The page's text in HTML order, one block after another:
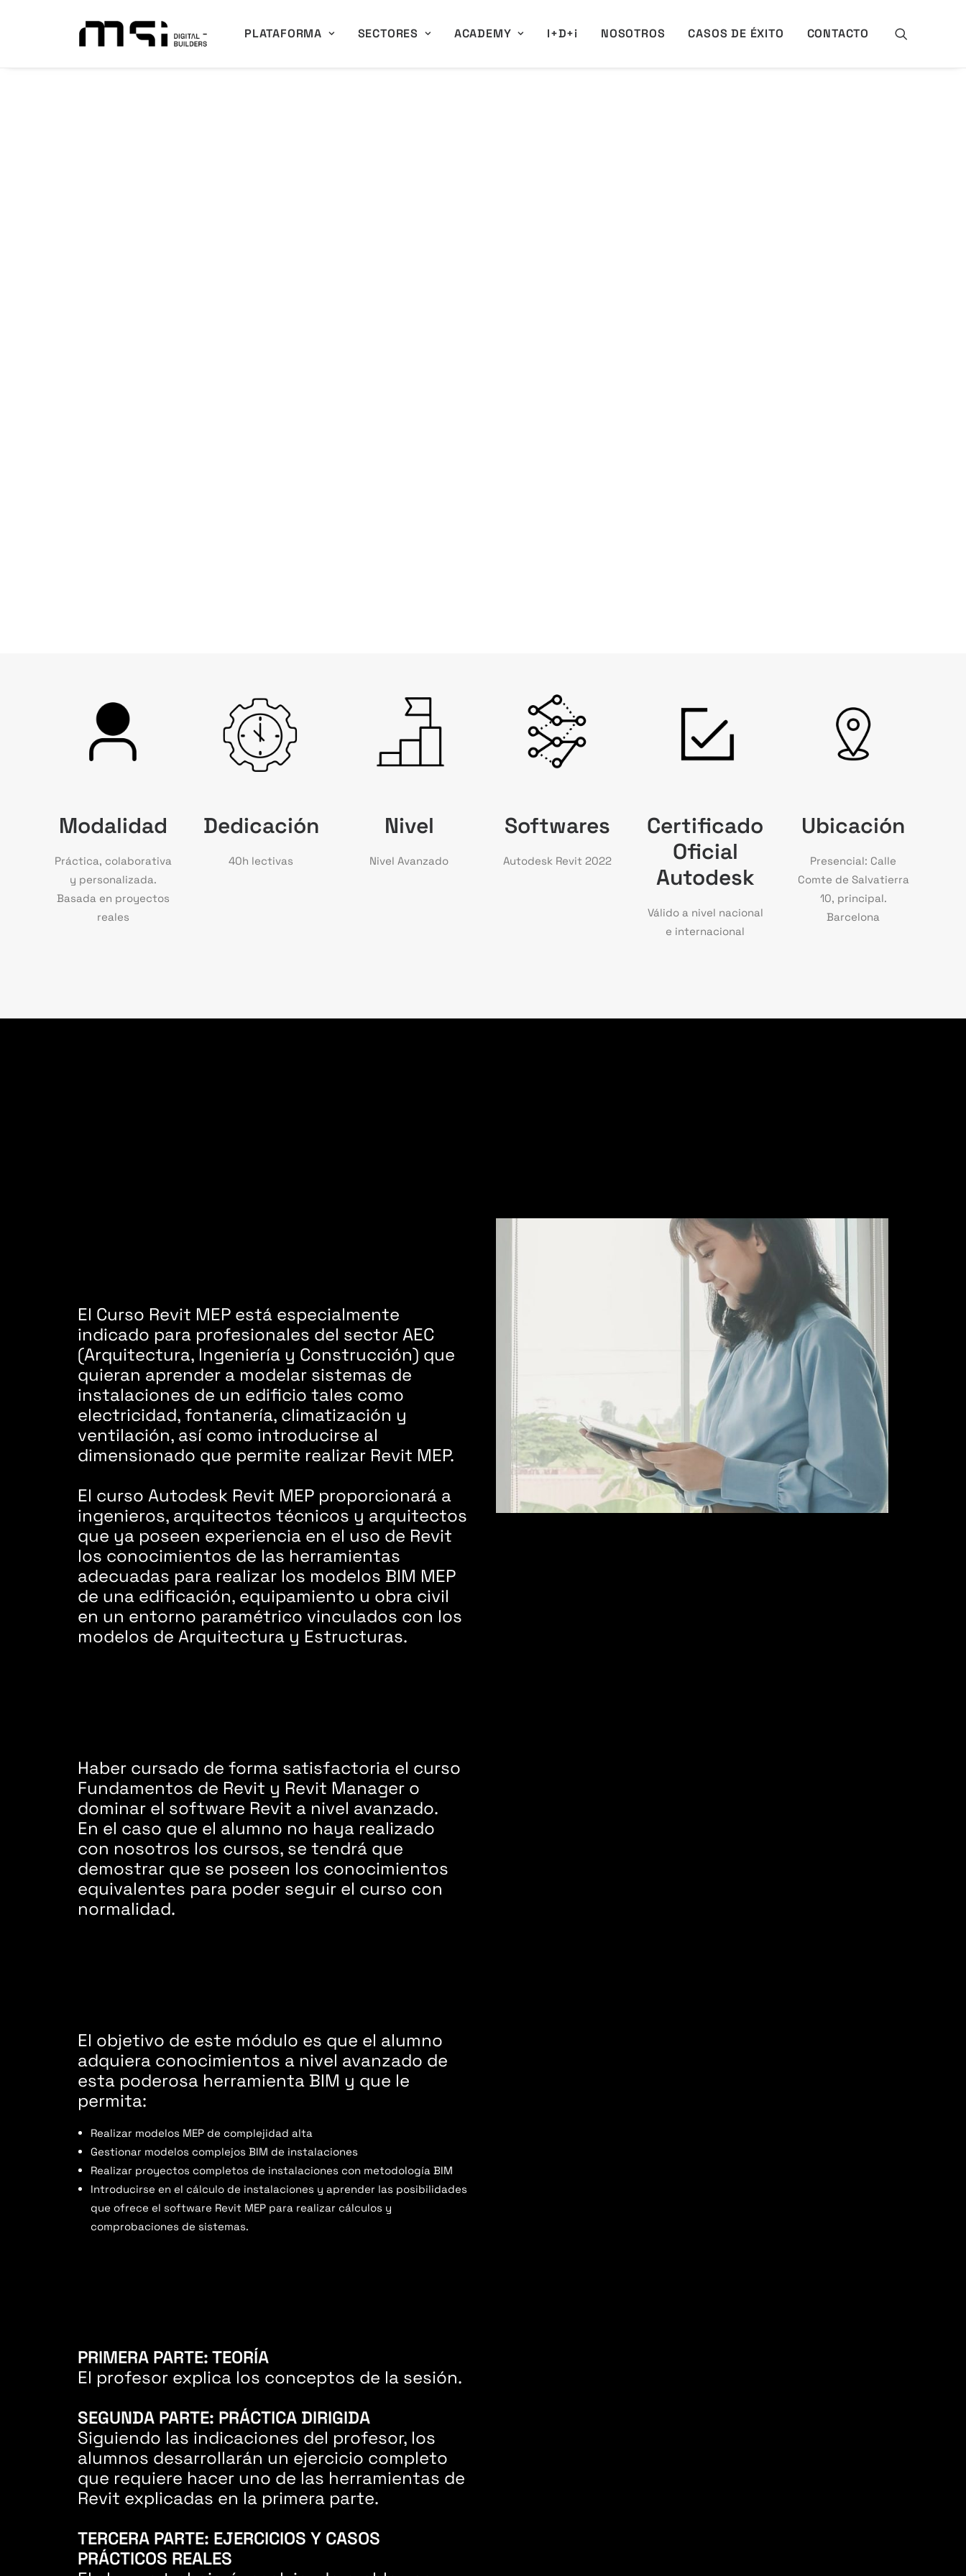
PLATAFORMA SECTORES ACADEMY I+D+i NOSOTROS CASOS DE ÉXITO CONTACTO
Modalidad
Práctica, colaborativa
y personalizada.
Basada en proyectos
reales
Dedicación
40h lectivas
Nivel
Nivel Avanzado
Softwares
Autodesk Revit 2022
Certificado
Oficial
Autodesk
Válido a nivel nacional
e internacional
Ubicación
Presencial: Calle
Comte de Salvatierra
10, principal.
Barcelona
El Curso Revit MEP está especialmente
indicado para profesionales del sector AEC
(Arquitectura, Ingeniería y Construcción) que
quieran aprender a modelar sistemas de
instalaciones de un edificio tales como
electricidad, fontanería, climatización y
ventilación, así como introducirse al
dimensionado que permite realizar Revit MEP.
El curso Autodesk Revit MEP proporcionará a
ingenieros, arquitectos técnicos y arquitectos
que ya poseen experiencia en el uso de Revit
los conocimientos de las herramientas
adecuadas para realizar los modelos BIM MEP
de una edificación, equipamiento u obra civil
en un entorno paramétrico vinculados con los
modelos de Arquitectura y Estructuras.
Haber cursado de forma satisfactoria el curso
Fundamentos de Revit y Revit Manager o
dominar el software Revit a nivel avanzado.
En el caso que el alumno no haya realizado
con nosotros los cursos, se tendrá que
demostrar que se poseen los conocimientos
equivalentes para poder seguir el curso con
normalidad.
El objetivo de este módulo es que el alumno
adquiera conocimientos a nivel avanzado de
esta poderosa herramienta BIM y que le
permita:
Realizar modelos MEP de complejidad alta
Gestionar modelos complejos BIM de instalaciones
Realizar proyectos completos de instalaciones con metodología BIM
Introducirse en el cálculo de instalaciones y aprender las posibilidades
que ofrece el software Revit MEP para realizar cálculos y
comprobaciones de sistemas.
PRIMERA PARTE: TEORÍA
El profesor explica los conceptos de la sesión.
SEGUNDA PARTE: PRÁCTICA DIRIGIDA
Siguiendo las indicaciones del profesor, los
alumnos desarrollarán un ejercicio completo
que requiere hacer uno de las herramientas de
Revit explicadas en la primera parte.
TERCERA PARTE: EJERCICIOS Y CASOS
PRÁCTICOS REALES